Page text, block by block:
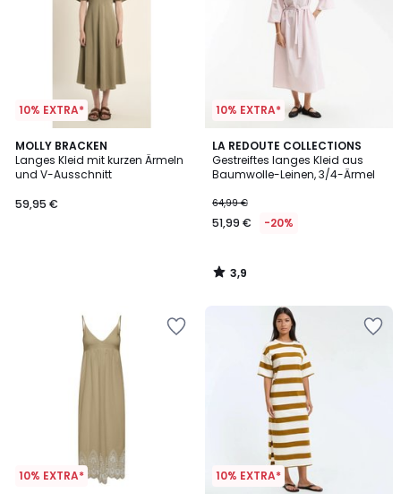
10% EXTRA*
MOLLY BRACKEN
Langes Kleid mit kurzen Ärmeln
und V-Ausschnitt
59,95 €
10% EXTRA*
LA REDOUTE COLLECTIONS
Gestreiftes langes Kleid aus
Baumwolle-Leinen, 3/4-Ärmel
64,99 €
51,99 € -20%
3,9
/ 5
3,9
/
10% EXTRA* 10% EXTRA*